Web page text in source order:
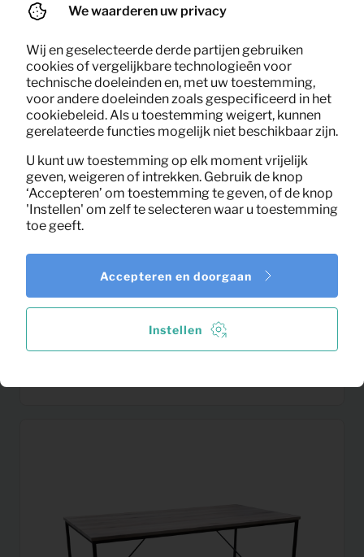
0,06
We waarderen uw privacy
Wij en geselecteerde derde partijen gebruiken
cookies of vergelijkbare technologieën voor
technische doeleinden en, met uw toestemming,
voor andere doeleinden zoals gespecificeerd in het
cookiebeleid. Als u toestemming weigert, kunnen
gerelateerde functies mogelijk niet beschikbaar zijn.
U kunt uw toestemming op elk moment vrijelijk
geven, weigeren of intrekken. Gebruik de knop
‘Accepteren’ om toestemming te geven, of de knop
'Instellen' om zelf te selecteren waar u toestemming
toe geeft.
Instellen
Accepteren en doorgaan